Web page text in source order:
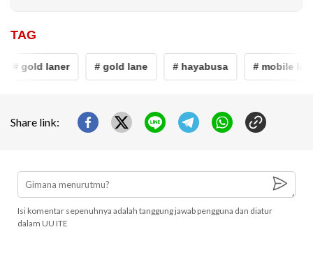
TAG
# gold laner # gold lane # hayabusa # mobile
Share link:
Isi komentar sepenuhnya adalah tanggung jawab pengguna dan diatur
dalam UU ITE